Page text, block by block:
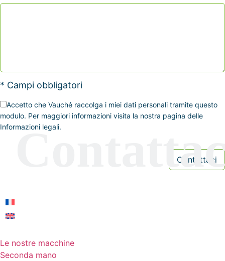
* Campi obbligatori
Accetto che Vauché raccolga i miei dati personali tramite questo
modulo. Per maggiori informazioni visita la nostra pagina delle
Informazioni legali.
Le nostre macchine
Seconda mano